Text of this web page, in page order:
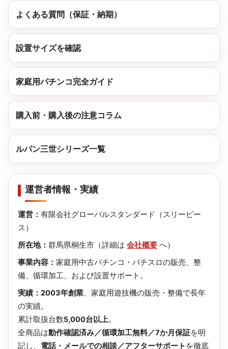
よくある質問（保証・納期）
設置サイズを確認
家庭用パチンコ完全ガイド
購入前・購入後の注意コラム
ルパン三世シリーズ一覧
運営者情報・実績
運営： 有限会社グローバルスタンダード（スリーピー
ス）
所在地： 群馬県桐生市（詳細は 会社概要 へ）
事業内容： 家庭用中古パチンコ・パチスロの販売、整
備、循環加工、および設置サポート。
実績： 2003年創業、家庭用遊技機の販売・整備で長年
の実績。
累計取扱台数5,000台以上。
全商品は動作確認済み／循環加工無料／7か月保証を明
記し、 電話・メールでの相談／アフターサポート を徹底